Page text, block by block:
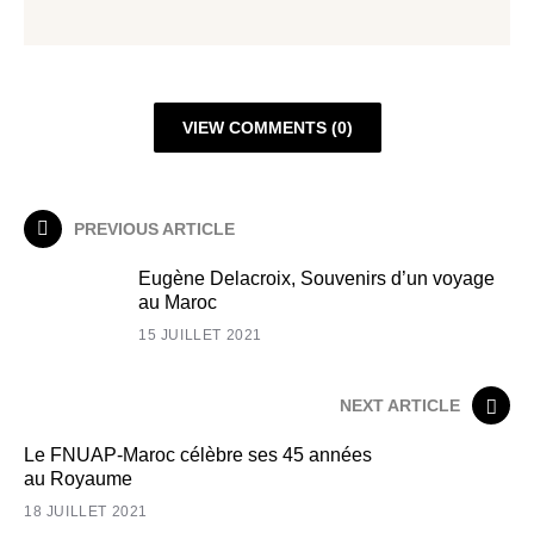
VIEW COMMENTS (0)
PREVIOUS ARTICLE
Eugène Delacroix, Souvenirs d’un voyage
au Maroc
15 JUILLET 2021
NEXT ARTICLE
Le FNUAP-Maroc célèbre ses 45 années
au Royaume
18 JUILLET 2021